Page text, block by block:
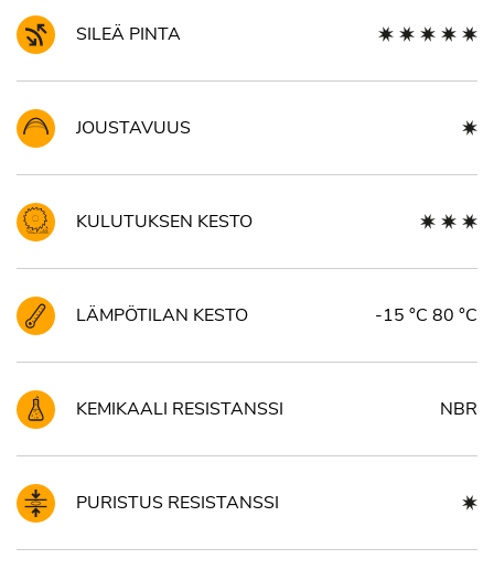
SILEÄ PINTA
JOUSTAVUUS
KULUTUKSEN KESTO
LÄMPÖTILAN KESTO -15 °C 80 °C
KEMIKAALI RESISTANSSI NBR
PURISTUS RESISTANSSI